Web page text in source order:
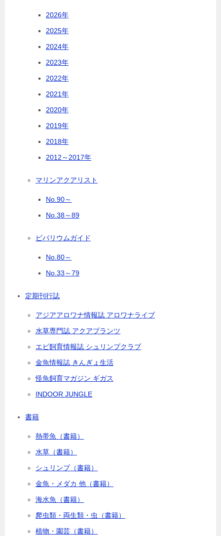
2026年
2025年
2024年
2023年
2022年
2021年
2020年
2019年
2018年
2012～2017年
マリンアクアリスト
No.90～
No.38～89
ビバリウムガイド
No.80～
No.33～79
定期刊行誌
アジアアロワナ情報誌 アロワナライブ
水草専門誌 アクアプランツ
エビ飼育情報誌 シュリンプクラブ
金魚情報誌 きんぎょ生活
怪魚飼育マガジン ギガス
INDOOR JUNGLE
書籍
熱帯魚（書籍）
水草（書籍）
シュリンプ（書籍）
金魚・メダカ 他（書籍）
海水魚（書籍）
爬虫類・両生類・虫（書籍）
植物・園芸（書籍）